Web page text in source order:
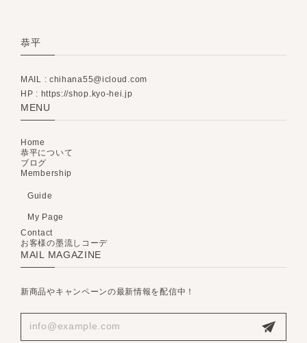
恭平
MAIL : chihana55@icloud.com
HP : https://shop.kyo-hei.jp
MENU
Home
恭平について
ブログ
Membership
Guide
My Page
Contact
お客様の墨流しコーデ
MAIL MAGAZINE
新商品やキャンペーンの最新情報を配信中！